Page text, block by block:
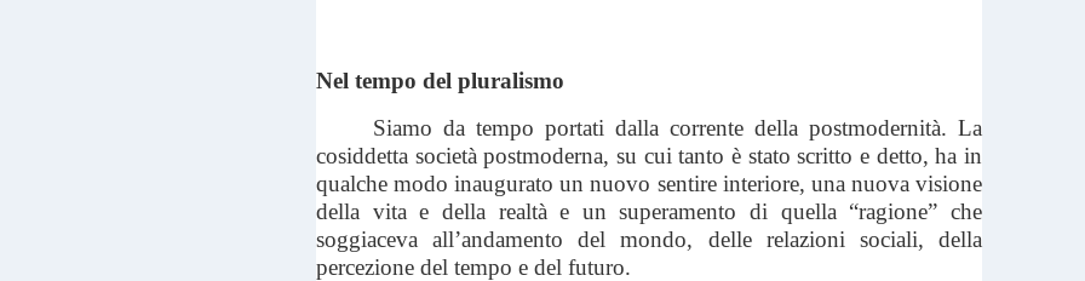
Nel tempo del pluralismo
Siamo da tempo portati dalla corrente della postmodernità. La
cosiddetta società postmoderna, su cui tanto è stato scritto e detto, ha in
qualche modo inaugurato un nuovo sentire interiore, una nuova visione
della vita e della realtà e un superamento di quella “ragione” che
soggiaceva all’andamento del mondo, delle relazioni sociali, della
percezione del tempo e del futuro.